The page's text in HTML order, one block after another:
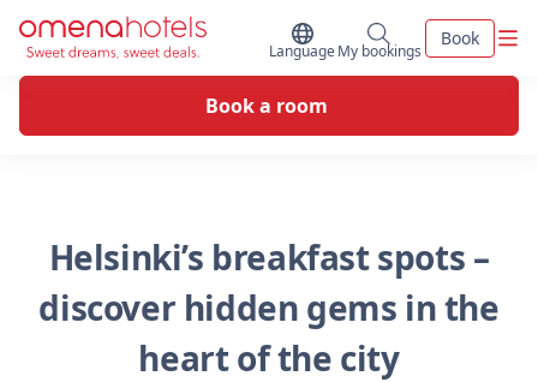
Skip to content
Switch Language
Language My bookings
My bookings
Book
Book a room
Helsinki’s breakfast spots –
discover hidden gems in the
heart of the city